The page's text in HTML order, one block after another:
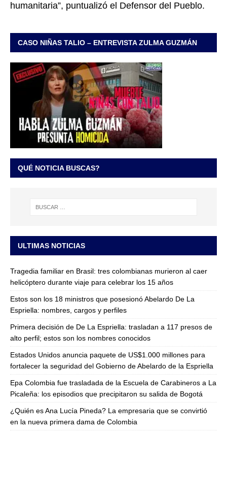
humanitaria”, puntualizó el Defensor del Pueblo.
CASO NIÑAS TALIO – ENTREVISTA ZULMA GUZMÁN
QUÉ NOTICIA BUSCAS?
ULTIMAS NOTICIAS
Tragedia familiar en Brasil: tres colombianas murieron al caer
helicóptero durante viaje para celebrar los 15 años
Estos son los 18 ministros que posesionó Abelardo De La
Espriella: nombres, cargos y perfiles
Primera decisión de De La Espriella: trasladan a 117 presos de
alto perfil; estos son los nombres conocidos
Estados Unidos anuncia paquete de US$1.000 millones para
fortalecer la seguridad del Gobierno de Abelardo de la Espriella
Epa Colombia fue trasladada de la Escuela de Carabineros a La
Picaleña: los episodios que precipitaron su salida de Bogotá
¿Quién es Ana Lucía Pineda? La empresaria que se convirtió
en la nueva primera dama de Colombia